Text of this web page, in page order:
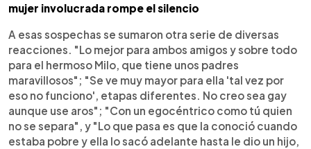
mujer involucrada rompe el silencio
A esas sospechas se sumaron otra serie de diversas
reacciones. "Lo mejor para ambos amigos y sobre todo
para el hermoso Milo, que tiene unos padres
maravillosos"; "Se ve muy mayor para ella 'tal vez por
eso no funciono', etapas diferentes. No creo sea gay
aunque use aros"; "Con un egocéntrico como tú quien
no se separa", y "Lo que pasa es que la conoció cuando
estaba pobre y ella lo sacó adelante hasta le dio un hijo,